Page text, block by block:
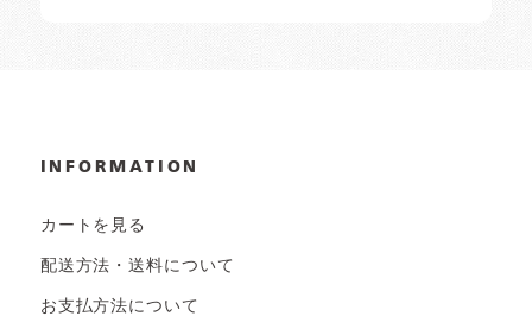
INFORMATION
カートを見る
配送方法・送料について
お支払方法について